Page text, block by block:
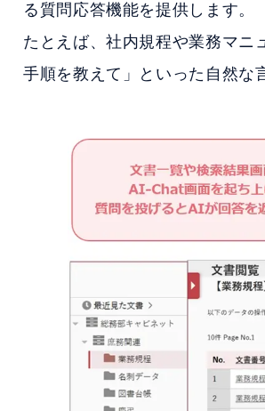
る質問応答機能を提供します。
たとえば、社内規程や業務マニ
手順を教えて」といった自然な